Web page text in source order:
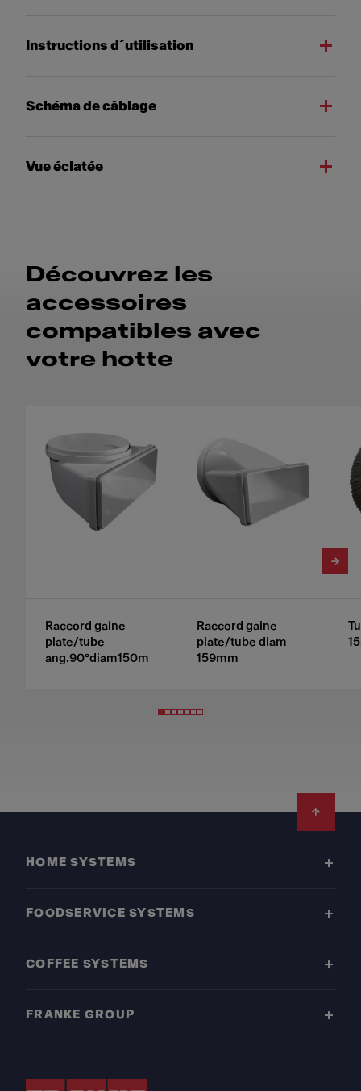
Instructions d´utilisation
Schéma de câblage
Vue éclatée
Découvrez les
accessoires
compatibles avec
votre hotte
Raccord gaine
plate/tube
ang.90°diam150m
Raccord gaine
plate/tube diam
159mm
HOME SYSTEMS
FOODSERVICE SYSTEMS
COFFEE SYSTEMS
FRANKE GROUP